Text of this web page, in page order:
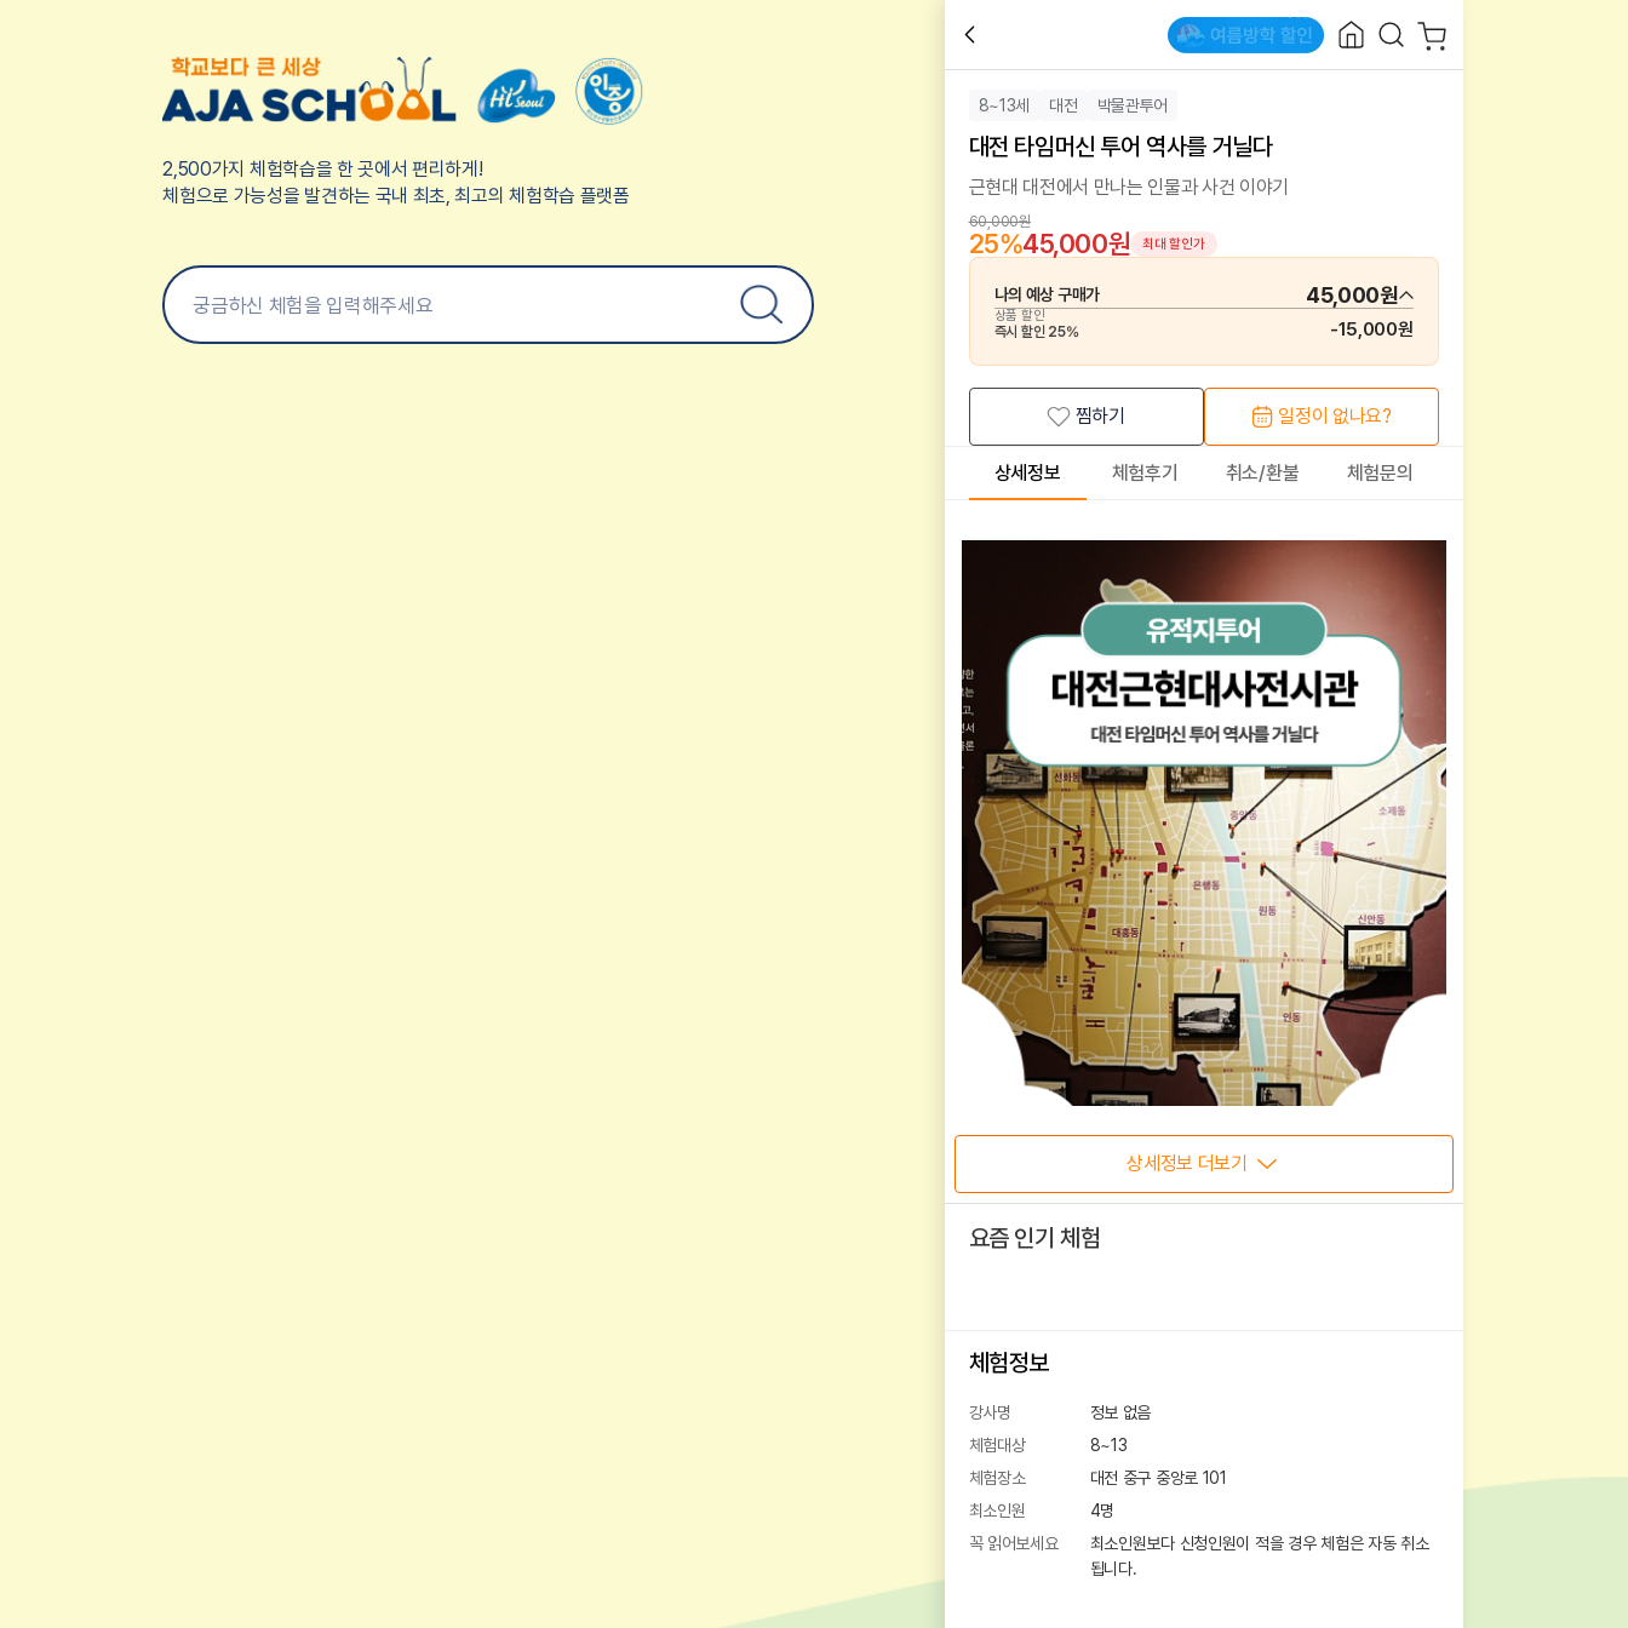
2,500가지 체험학습을 한 곳에서 편리하게!
체험으로 가능성을 발견하는 국내 최초, 최고의 체험학습 플랫폼
8~13세 대전 박물관투어
대전 타임머신 투어 역사를 거닐다
근현대 대전에서 만나는 인물과 사건 이야기
60,000원
25%45,000원 최대 할인가
나의 예상 구매가 45,000원
상품 할인
즉시 할인 25% -15,000원
찜하기 일정이 없나요?
상세정보 체험후기 취소/환불 체험문의
상세정보 더보기
요즘 인기 체험
체험정보
강사명
정보 없음
체험대상
8~13
체험장소
대전 중구 중앙로 101
최소인원
4명
꼭 읽어보세요
최소인원보다 신청인원이 적을 경우 체험은 자동 취소
됩니다.